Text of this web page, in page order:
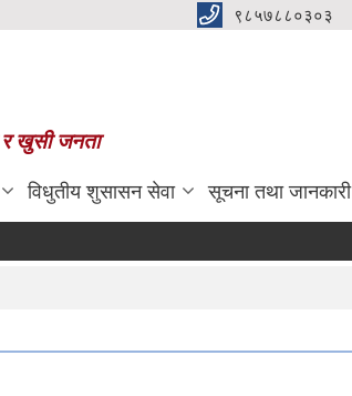
९८५७८८०३०३
र खुसी जनता
विधुतीय शुसासन सेवा सूचना तथा जानकारी